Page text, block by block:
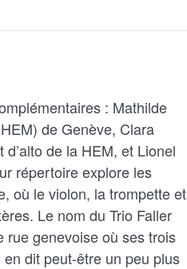
: Mathilde
de Genève, Clara
de la HEM, et Lionel
répertoire explore les
où le violon, la trompette et
Le nom du Trio Faller
rue genevoise où ses trois
dit peut-être un peu plus